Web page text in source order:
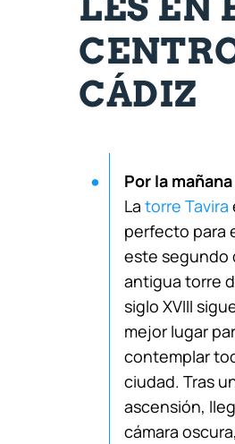
CÁDIZ
Por la mañana
La torre Tavira
perfecto para
este segundo
antigua torre
siglo XVIII
mejor lugar
contemplar
ciudad. Tras
ascensión,
cámara